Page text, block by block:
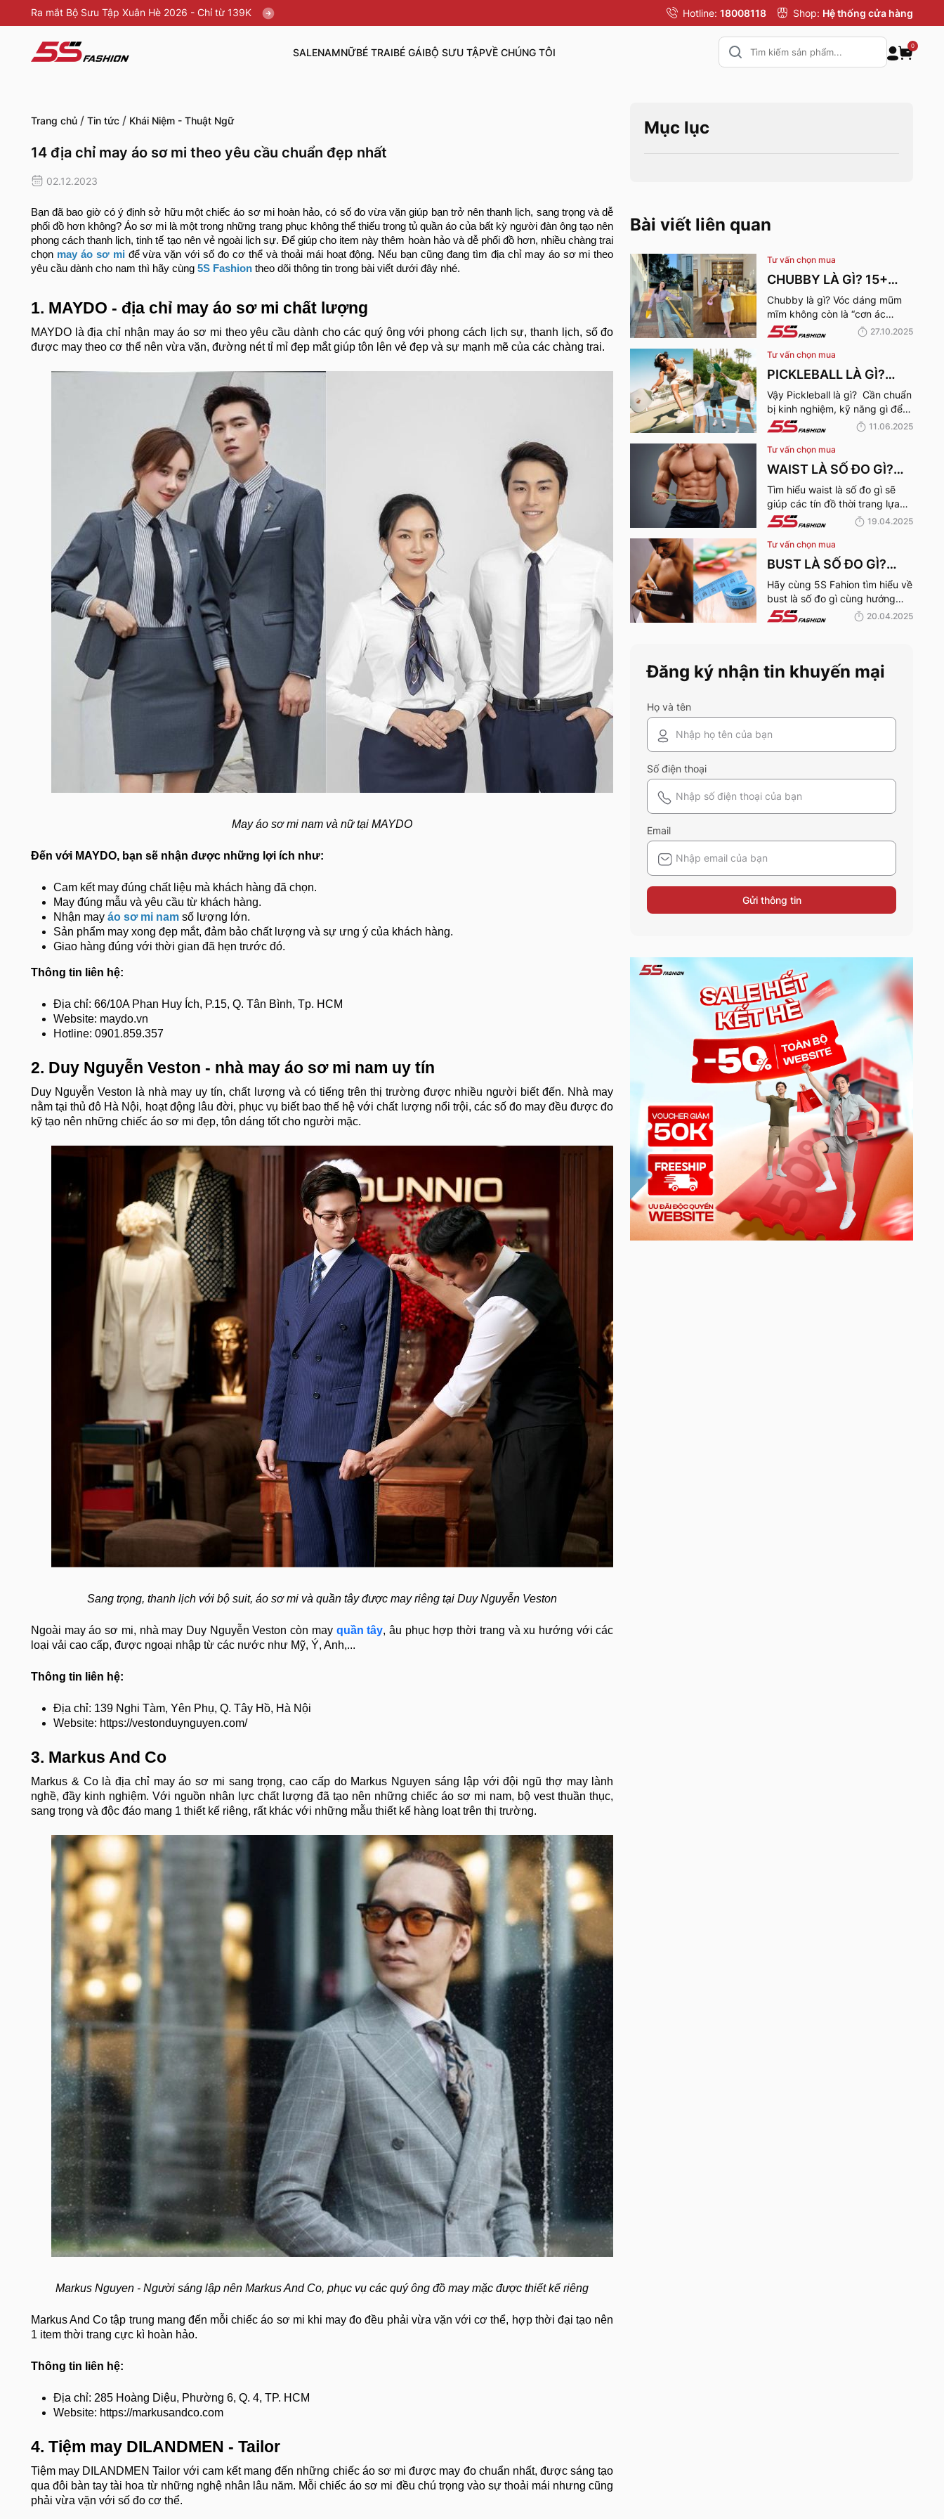
Ra mắt Bộ Sưu Tập Xuân Hè 2026 - Chỉ từ 139K Hotline: 18008118 Shop: Hệ thống cửa hàng
SALENAMNỮBÉ TRAIBÉ GÁIBỘ SƯU TẬPVỀ CHÚNG TÔI
0
Trang chủ / Tin tức / Khái Niệm - Thuật Ngữ
14 địa chỉ may áo sơ mi theo yêu cầu chuẩn đẹp nhất
02.12.2023
Bạn đã bao giờ có ý định sở hữu một chiếc áo sơ mi hoàn hảo, có số đo vừa vặn giúp bạn trở nên thanh lịch, sang trọng và dễ
phối đồ hơn không? Áo sơ mi là một trong những trang phục không thể thiếu trong tủ quần áo của bất kỳ người đàn ông tạo nên
phong cách thanh lịch, tinh tế tạo nên vẻ ngoài lịch sự. Để giúp cho item này thêm hoàn hảo và dễ phối đồ hơn, nhiều chàng trai
chọn may áo sơ miđể vừa vặn với số đo cơ thể và thoải mái hoạt động. Nếu bạn cũng đang tìm địa chỉ may áo sơ mi theo
yêu cầu dành cho nam thì hãy cùng 5S Fashion theo dõi thông tin trong bài viết dưới đây nhé.
1. MAYDO - địa chỉ may áo sơ mi chất lượng
MAYDO là địa chỉ nhận may áo sơ mi theo yêu cầu dành cho các quý ông với phong cách lịch sự, thanh lịch, số đo
được may theo cơ thể nên vừa vặn, đường nét tỉ mỉ đẹp mắt giúp tôn lên vẻ đẹp và sự mạnh mẽ của các chàng trai.
May áo sơ mi nam và nữ tại MAYDO
Đến với MAYDO, bạn sẽ nhận được những lợi ích như:
Cam kết may đúng chất liệu mà khách hàng đã chọn.
May đúng mẫu và yêu cầu từ khách hàng.
Nhận may áo sơ mi nam số lượng lớn.
Sản phẩm may xong đẹp mắt, đảm bảo chất lượng và sự ưng ý của khách hàng.
Giao hàng đúng với thời gian đã hẹn trước đó.
Thông tin liên hệ:
Địa chỉ: 66/10A Phan Huy Ích, P.15, Q. Tân Bình, Tp. HCM
Website: maydo.vn
Hotline: 0901.859.357
2. Duy Nguyễn Veston - nhà may áo sơ mi nam uy tín
Duy Nguyễn Veston là nhà may uy tín, chất lượng và có tiếng trên thị trường được nhiều người biết đến. Nhà may
nằm tại thủ đô Hà Nội, hoạt động lâu đời, phục vụ biết bao thế hệ với chất lượng nổi trội, các số đo may đều được đo
kỹ tạo nên những chiếc áo sơ mi đẹp, tôn dáng tốt cho người mặc.
Sang trọng, thanh lịch với bộ suit, áo sơ mi và quần tây được may riêng tại Duy Nguyễn Veston
Ngoài may áo sơ mi, nhà may Duy Nguyễn Veston còn may quần tây, âu phục hợp thời trang và xu hướng với các
loại vải cao cấp, được ngoại nhập từ các nước như Mỹ, Ý, Anh,...
Thông tin liên hệ:
Địa chỉ: 139 Nghi Tàm, Yên Phụ, Q. Tây Hồ, Hà Nội
Website: https://vestonduynguyen.com/
3. Markus And Co
Markus & Co là địa chỉ may áo sơ mi sang trọng, cao cấp do Markus Nguyen sáng lập với đội ngũ thợ may lành
nghề, đầy kinh nghiệm. Với nguồn nhân lực chất lượng đã tạo nên những chiếc áo sơ mi nam, bộ vest thuần thục,
sang trọng và độc đáo mang 1 thiết kế riêng, rất khác với những mẫu thiết kế hàng loạt trên thị trường.
Markus Nguyen - Người sáng lập nên Markus And Co, phục vụ các quý ông đồ may mặc được thiết kế riêng
Markus And Co tập trung mang đến mỗi chiếc áo sơ mi khi may đo đều phải vừa vặn với cơ thể, hợp thời đại tạo nên
1 item thời trang cực kì hoàn hảo.
Thông tin liên hệ:
Địa chỉ: 285 Hoàng Diệu, Phường 6, Q. 4, TP. HCM
Website: https://markusandco.com
4. Tiệm may DILANDMEN - Tailor
Tiệm may DILANDMEN Tailor với cam kết mang đến những chiếc áo sơ mi được may đo chuẩn nhất, được sáng tạo
qua đôi bàn tay tài hoa từ những nghệ nhân lâu năm. Mỗi chiếc áo sơ mi đều chú trọng vào sự thoải mái nhưng cũng
phải vừa vặn với số đo cơ thể.
Mục lục
Bài viết liên quan
Tư vấn chọn mua
CHUBBY LÀ GÌ? 15+
OUTFIT GIÚP CÔ NÀNG
CHUBBY GIRL TỰ TIN
XUỐNG PHỐ
Chubby là gì? Vóc dáng mũm
mĩm không còn là “cơn ác
mộng” với nhiều cô nàng với
15+ outfit phối đồ cho chubby
girl tự tin xuống phố qua bài
viết dưới đây!
27.10.2025
Tư vấn chọn mua
PICKLEBALL LÀ GÌ?
NGƯỜI MỚI CHƠI
PICKLEBALL CẦN
CHUẨN BỊ NHỮNG GÌ?
Vậy Pickleball là gì? Cần chuẩn
bị kinh nghiệm, kỹ năng gì để
bắt đầu chơi bộ môn Pickleball
này? Cùng 5S Fashion khám
phá ngay nhé:
11.06.2025
Tư vấn chọn mua
WAIST LÀ SỐ ĐO GÌ?
GIẢI THÍCH CHI TIẾT VỀ
SỐ ĐO VÒNG EO NAM,
NỮ
Tìm hiểu waist là số đo gì sẽ
giúp các tín đồ thời trang lựa
chọn được những “bộ cánh”
vừa vặn nhất với bản thân
cũng như phong cách thời
trang hoàn hảo nhất!
19.04.2025
Tư vấn chọn mua
BUST LÀ SỐ ĐO GÌ?
HƯỚNG DẪN CHI TIẾT
CÁCH ĐO VÒNG NGỰC
CHUẨN XÁC NHẤT
Hãy cùng 5S Fahion tìm hiểu về
bust là số đo gì cùng hướng
dẫn chi tiết cách đo vòng ngực
chuẩn xác cho các tín đồ thời
20.04.2025
Đăng ký nhận tin khuyến mại
Họ và tên
Số điện thoại
Email
Gửi thông tin